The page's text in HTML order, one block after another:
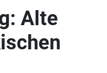
Alte